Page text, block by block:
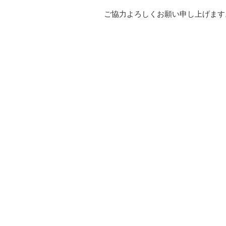
ご協力よろしくお願い申し上げま